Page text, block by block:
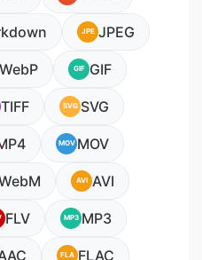
JPE JPEG
GIF GIF
TIFF SVG SVG
MOV MOV
AVI AVI
FLV MP3 MP3
FLA FLAC